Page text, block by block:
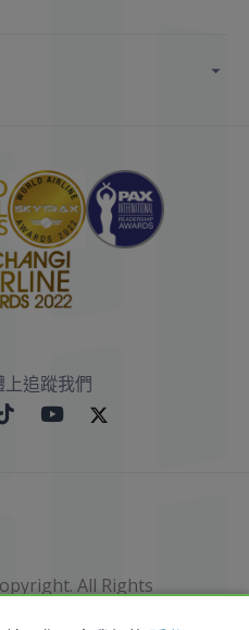
追蹤我們
All Rights